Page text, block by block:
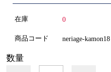
在庫 0
商品コード neriage-kamon18
数量